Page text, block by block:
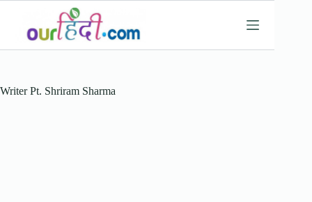
content
WriterPt. Shriram Sharma